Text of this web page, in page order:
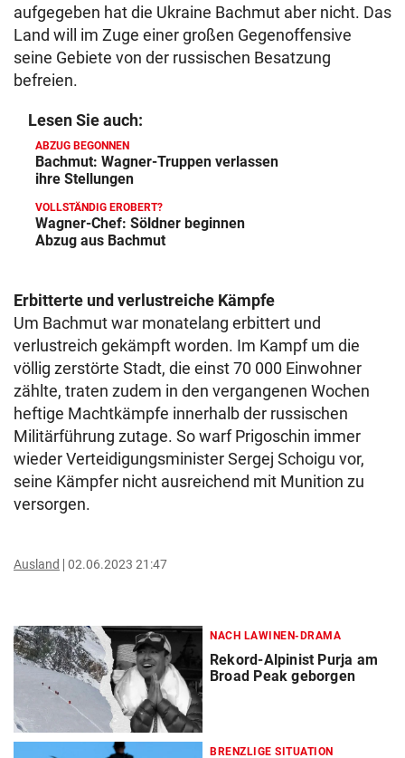
aufgegeben hat die Ukraine Bachmut aber nicht. Das
Land will im Zuge einer großen Gegenoffensive
seine Gebiete von der russischen Besatzung
befreien.
Lesen Sie auch:
ABZUG BEGONNEN
Bachmut: Wagner-Truppen verlassen
ihre Stellungen
VOLLSTÄNDIG EROBERT?
Wagner-Chef: Söldner beginnen
Abzug aus Bachmut
Erbitterte und verlustreiche Kämpfe
Um Bachmut war monatelang erbittert und
verlustreich gekämpft worden. Im Kampf um die
völlig zerstörte Stadt, die einst 70 000 Einwohner
zählte, traten zudem in den vergangenen Wochen
heftige Machtkämpfe innerhalb der russischen
Militärführung zutage. So warf Prigoschin immer
wieder Verteidigungsminister Sergej Schoigu vor,
seine Kämpfer nicht ausreichend mit Munition zu
versorgen.
Ausland 02.06.2023 21:47
NACH LAWINEN-DRAMA
Rekord-Alpinist Purja am
Broad Peak geborgen
BRENZLIGE SITUATION